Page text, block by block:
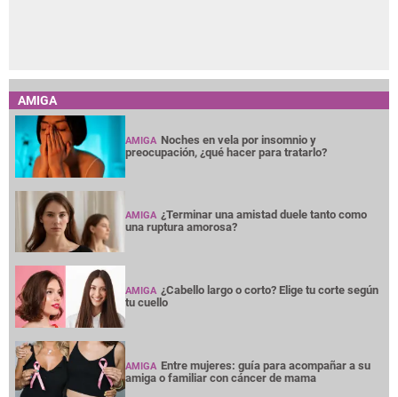
AMIGA
AMIGA Noches en vela por insomnio y
preocupación, ¿qué hacer para tratarlo?
AMIGA ¿Terminar una amistad duele tanto como
una ruptura amorosa?
AMIGA ¿Cabello largo o corto? Elige tu corte según
tu cuello
AMIGA Entre mujeres: guía para acompañar a su
amiga o familiar con cáncer de mama